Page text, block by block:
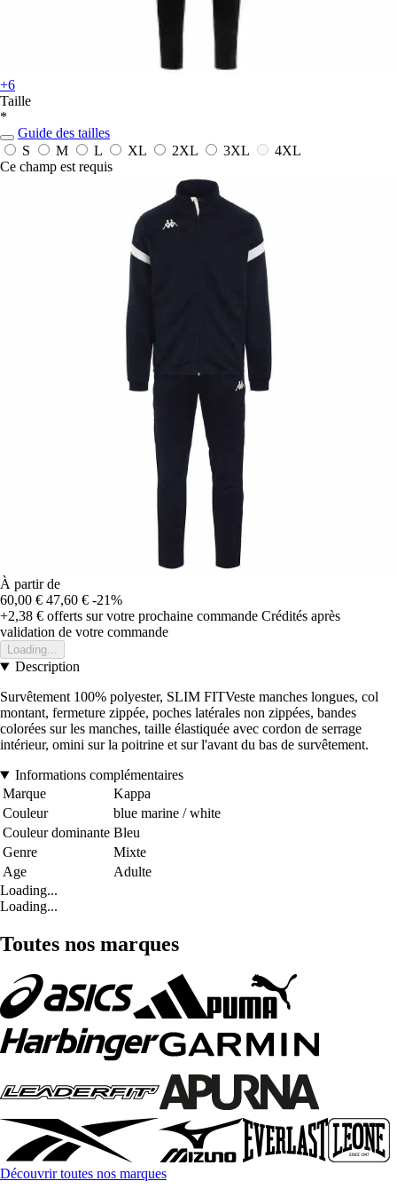
+6
Taille
*
Guide des tailles
S
M L XL 2XL 3XL
4XL
Ce champ est requis
À partir de
60,00 € 47,60 € -21%
+2,38 € offerts sur votre prochaine commande Crédités après
validation de votre commande
Loading...
Description
Survêtement 100% polyester, SLIM FITVeste manches longues, col
montant, fermeture zippée, poches latérales non zippées, bandes
colorées sur les manches, taille élastiquée avec cordon de serrage
intérieur, omini sur la poitrine et sur l'avant du bas de survêtement.
Informations complémentaires
Marque
Kappa
Couleur
blue marine / white
Couleur dominante Bleu
Genre
Mixte
Age
Adulte
Loading...
Loading...
Toutes nos marques
Découvrir toutes nos marques